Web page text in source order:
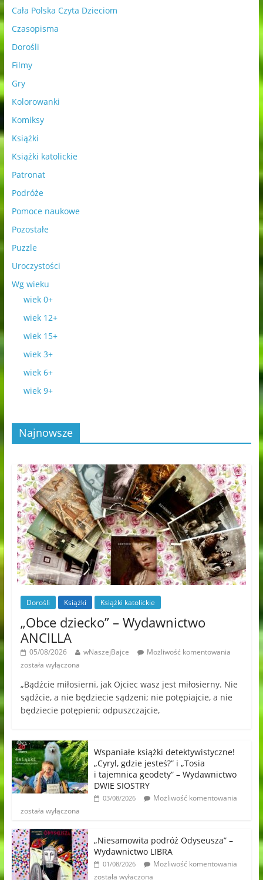
Cała Polska Czyta Dzieciom
Czasopisma
Dorośli
Filmy
Gry
Kolorowanki
Komiksy
Książki
Książki katolickie
Patronat
Podróże
Pomoce naukowe
Pozostałe
Puzzle
Uroczystości
Wg wieku
wiek 0+
wiek 12+
wiek 15+
wiek 3+
wiek 6+
wiek 9+
Najnowsze
Dorośli Książki Książki katolickie
„Obce dziecko” – Wydawnictwo
ANCILLA
05/08/2026 wNaszejBajce
Możliwość komentowania
została wyłączona
„Bądźcie miłosierni, jak Ojciec wasz jest miłosierny. Nie
sądźcie, a nie będziecie sądzeni; nie potępiajcie, a nie
będziecie potępieni; odpuszczajcie,
Wspaniałe książki detektywistyczne!
„Cyryl, gdzie jesteś?” i „Tosia
i tajemnica geodety” – Wydawnictwo
DWIE SIOSTRY
03/08/2026
Możliwość komentowania
została wyłączona
„Niesamowita podróż Odyseusza” –
Wydawnictwo LIBRA
01/08/2026
Możliwość komentowania
została wyłączona